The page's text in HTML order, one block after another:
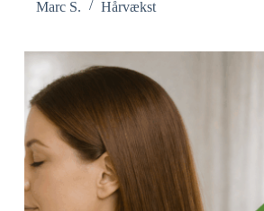
Marc S. Hårvækst